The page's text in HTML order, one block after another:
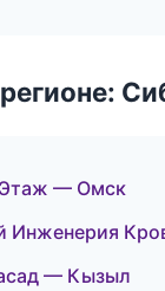
— Омск
Инженерия
— Кызыл